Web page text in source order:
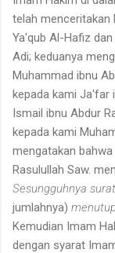
telah menceritakan
Ya'qub Al-Hafiz
Adi; keduanya
Muhammad ibnu
kepada kami Ja'far
Ismail ibnu Abdur
kepada kami
mengatakan
Rasulullah Saw.
Sesungguhnya
jumlahnya)
Kemudian Imam
dengan syarat